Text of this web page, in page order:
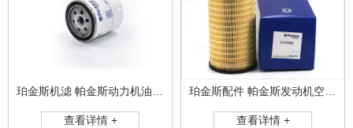
珀金斯机滤 帕金斯动力机油滤清器
查看详情 + 查看详情 +